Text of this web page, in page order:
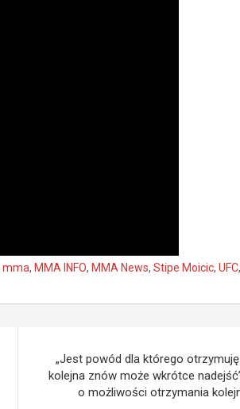
mma, MMA INFO, MMA News, Stipe Moicic, UFC,
„Jest powód dla którego
kolejna znów może wkrótce
o możliwości otrzymania